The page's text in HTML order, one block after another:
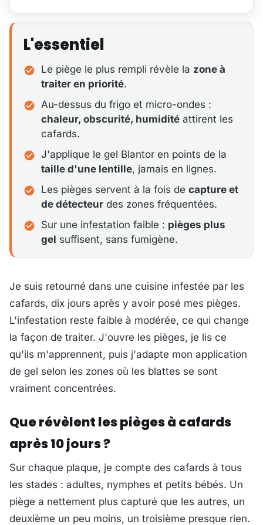
L'essentiel
Le piège le plus rempli révèle la zone à
traiter en priorité.
Au-dessus du frigo et micro-ondes :
chaleur, obscurité, humidité attirent les
cafards.
J'applique le gel Blantor en points de la
taille d'une lentille, jamais en lignes.
Les pièges servent à la fois de capture et
de détecteur des zones fréquentées.
Sur une infestation faible : pièges plus
gel suffisent, sans fumigène.
Je suis retourné dans une cuisine infestée par les
cafards, dix jours après y avoir posé mes pièges.
L'infestation reste faible à modérée, ce qui change
la façon de traiter. J'ouvre les pièges, je lis ce
qu'ils m'apprennent, puis j'adapte mon application
de gel selon les zones où les blattes se sont
vraiment concentrées.
Que révèlent les pièges à cafards
après 10 jours ?
Sur chaque plaque, je compte des cafards à tous
les stades : adultes, nymphes et petits bébés. Un
piège a nettement plus capturé que les autres, un
deuxième un peu moins, un troisième presque rien.